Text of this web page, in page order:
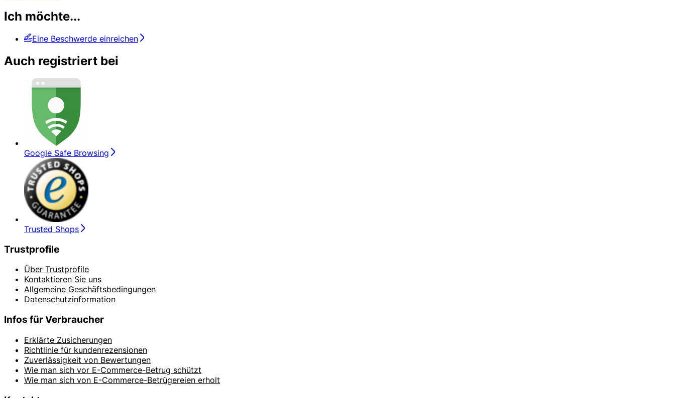
Ich möchte...
Eine Beschwerde einreichen
Auch registriert bei
Google Safe Browsing
Trusted Shops
Trustprofile
Über Trustprofile
Kontaktieren Sie uns
Allgemeine Geschäftsbedingungen
Datenschutzinformation
Infos für Verbraucher
Erklärte Zusicherungen
Richtlinie für kundenrezensionen
Zuverlässigkeit von Bewertungen
Wie man sich vor E-Commerce-Betrug schützt
Wie man sich von E-Commerce-Betrügereien erholt